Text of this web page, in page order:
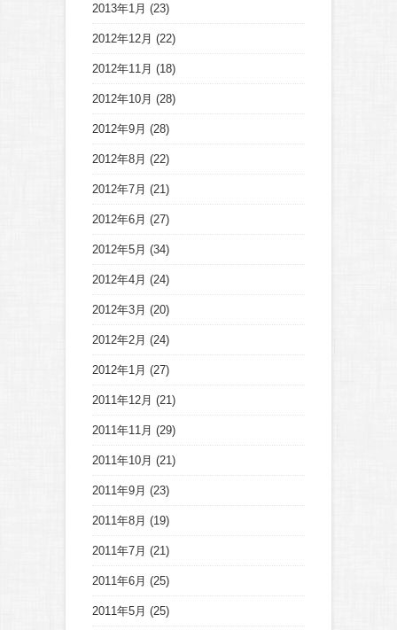
2013年1月 (23)
2012年12月 (22)
2012年11月 (18)
2012年10月 (28)
2012年9月 (28)
2012年8月 (22)
2012年7月 (21)
2012年6月 (27)
2012年5月 (34)
2012年4月 (24)
2012年3月 (20)
2012年2月 (24)
2012年1月 (27)
2011年12月 (21)
2011年11月 (29)
2011年10月 (21)
2011年9月 (23)
2011年8月 (19)
2011年7月 (21)
2011年6月 (25)
2011年5月 (25)